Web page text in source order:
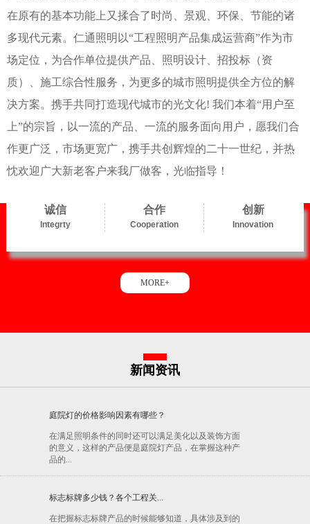
在原有的基本功能上又揉合了时尚、景观、环保、节能的诸
多现代元素。仁通照明以“工程照明产品集成运营商”作为市
场定位，为合作单位提供产品、照明设计、招投标（资
质）、施工综合性服务，为更多的城市照明提供全方位的解
决方案。携手共同打造现代城市的光文化! 我们本着“用户至
上”的宗旨，以一流的产品、一流的服务面向用户，愿我们合
作更广泛，市场更宽广，携手共创辉煌的二十一世纪，并热
忱欢迎广大新老客户来我厂做客，光临指导！
诚信
Integrty
合作
Cooperation
创新
Innovation
MORE+
新闻资讯
庭院灯的价格影响因素有哪些？
在满足照明条件的同时还可以满足美化以及装饰方面
的意义，这样的产品便是庭院灯产品，在掌握这种产
品的...
标志标牌多少钱？各个工程关...
在把握标志标牌产品的时候能够知道，具体涉及到的